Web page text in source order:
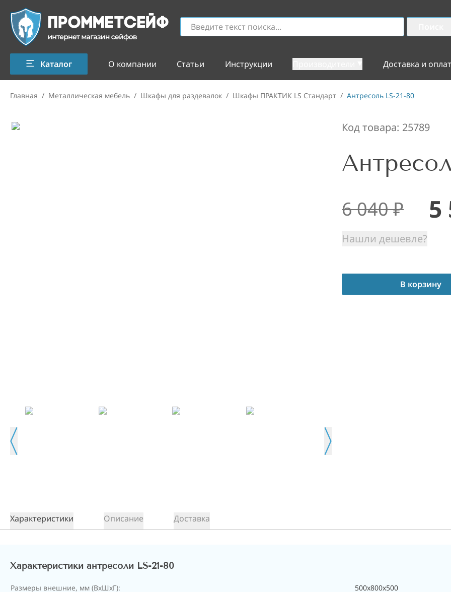
Каталог О компании Статьи Инструкции Доставка и
Главная / Металлическая мебель / Шкафы для раздевалок / Шкафы ПРАКТИК LS Стандарт / Антресоль LS-21-80
Код товара: 25789
6 040₽ 5
Нашли дешевле?
В корзину
Характеристики Описание Доставка
Характеристики антресоли LS-21-80
Размеры внешние, мм (ВхШхГ): 500x800x500